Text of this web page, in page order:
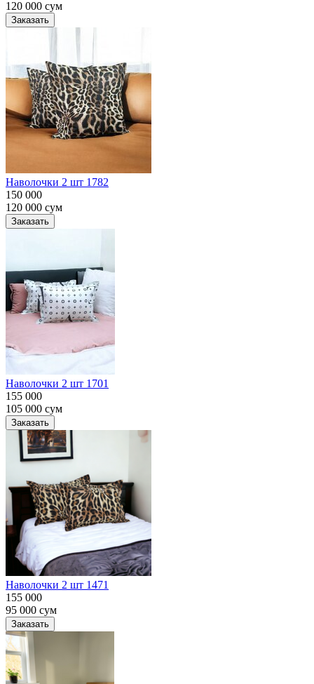
120 000 сум
Заказать
Наволочки 2 шт 1782
150 000
120 000 сум
Заказать
Наволочки 2 шт 1701
155 000
105 000 сум
Заказать
Наволочки 2 шт 1471
155 000
95 000 сум
Заказать